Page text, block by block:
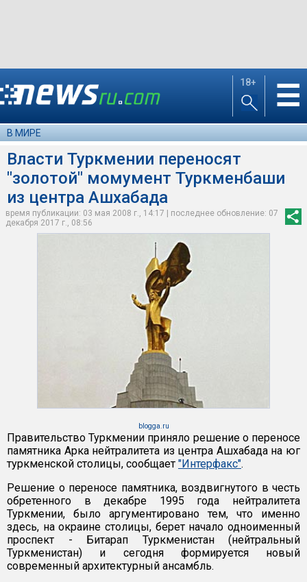
18+ ☰
В МИРЕ
Власти Туркмении переносят
"золотой" момумент Туркменбаши
из центра Ашхабада
время публикации: 03 мая 2008 г., 14:17 | последнее обновление: 07
декабря 2017 г., 08:56
blogga.ru
Правительство Туркмении приняло решение о переносе
памятника Арка нейтралитета из центра Ашхабада на юг
туркменской столицы, сообщает "Интерфакс".
Решение о переносе памятника, воздвигнутого в честь
обретенного в декабре 1995 года нейтралитета
Туркмении, было аргументировано тем, что именно
здесь, на окраине столицы, берет начало одноименный
проспект - Битарап Туркменистан (нейтральный
Туркменистан) и сегодня формируется новый
современный архитектурный ансамбль.